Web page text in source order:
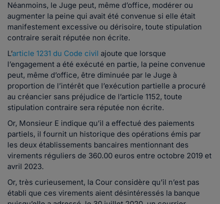
Néanmoins, le Juge peut, même d’office, modérer ou
augmenter la peine qui avait été convenue si elle était
manifestement excessive ou dérisoire, toute stipulation
contraire serait réputée non écrite.
L’article 1231 du Code civil ajoute que lorsque
l’engagement a été exécuté en partie, la peine convenue
peut, même d’office, être diminuée par le Juge à
proportion de l’intérêt que l’exécution partielle a procuré
au créancier sans préjudice de l’article 1152, toute
stipulation contraire sera réputée non écrite.
Or, Monsieur E indique qu’il a effectué des paiements
partiels, il fournit un historique des opérations émis par
les deux établissements bancaires mentionnant des
virements réguliers de 360.00 euros entre octobre 2019 et
avril 2023.
Or, très curieusement, la Cour considère qu’il n’est pas
établi que ces virements aient désintéressés la banque